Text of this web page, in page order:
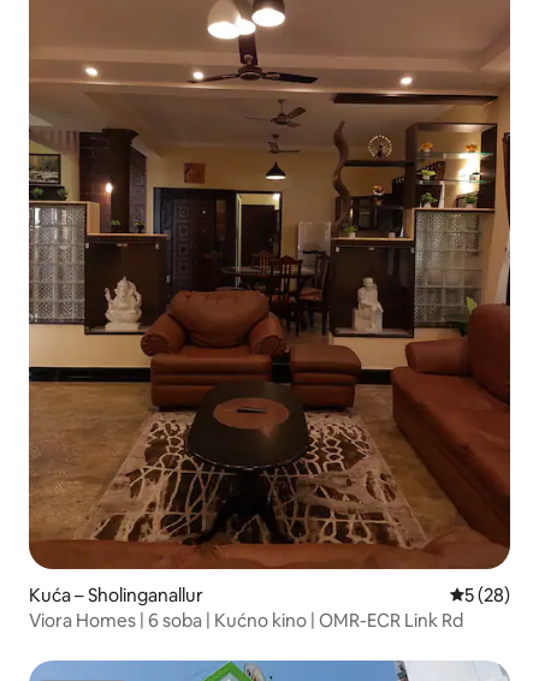
Kuća – Sholinganallur Prosječna
5 (28)
Viora Homes | 6 soba | Kućno kino | OMR-ECR Link Rd